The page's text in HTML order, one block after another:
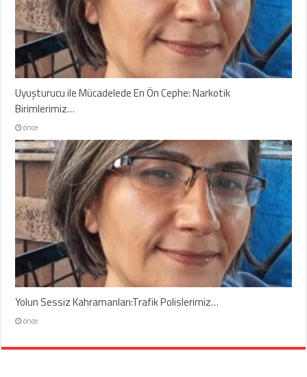
Uyuşturucu ile Mücadelede En Ön Cephe: Narkotik
Birimlerimiz…
önce
Yolun Sessiz Kahramanları:Trafik Polislerimiz…
önce